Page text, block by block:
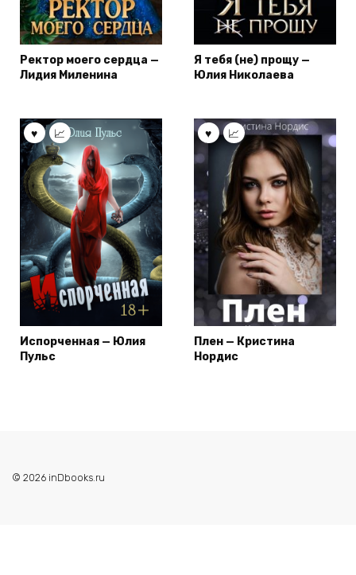
Ректор моего сердца —
Лидия Миленина
Я тебя (не) прощу —
Юлия Николаева
Испорченная — Юлия
Пульс
Плен — Кристина
Нордис
© 2026 inDbooks.ru